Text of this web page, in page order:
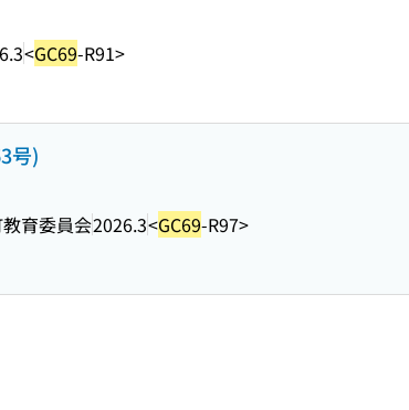
<GC69-R91>
号)
育委員会2026.3<GC69-R97>